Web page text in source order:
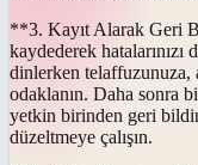
**3. Kayıt Alarak Geri
kaydederek
dinlerken telaffuzunuza,
odaklanın. Daha sonra
yetkin birinden geri
düzeltmeye çalışın.